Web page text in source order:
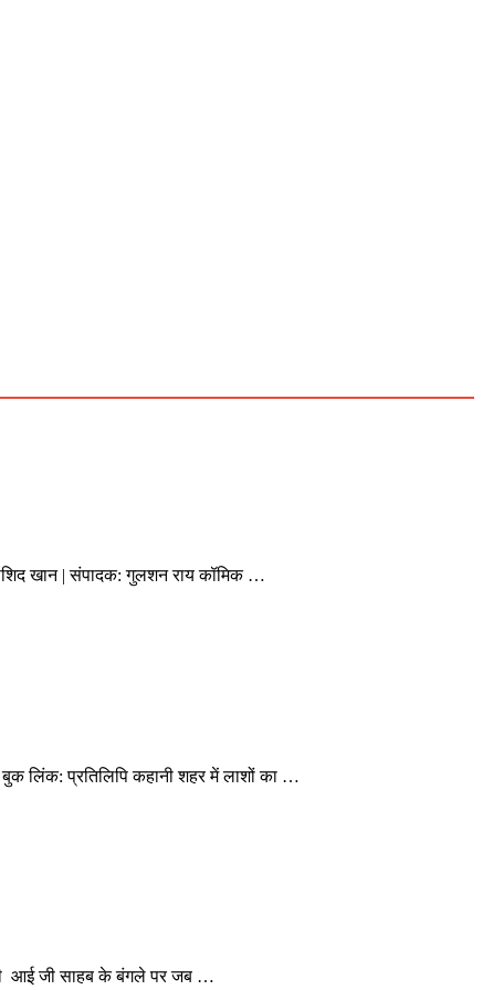
खान | संपादक: गुलशन राय कॉमिक …
लिंक: प्रतिलिपि कहानी शहर में लाशों का …
आई जी साहब के बंगले पर जब …